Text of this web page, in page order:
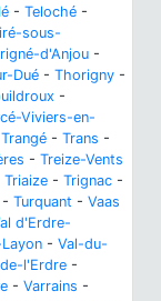
- Teloché -
sous-
d'Anjou -
Dué - Thorigny -
-
Viviers-en-
Trangé - Trans -
- Treize-Vents
Triaize - Trignac -
- Turquant - Vaas
d'Erdre-
- Val-du-
l'Erdre -
- Varrains -